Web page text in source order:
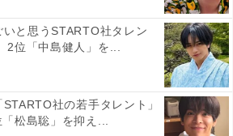
澄んだ空気と光が少ない静かな環境
眺められる」（30代女性／神奈川
したい」（30代男性／東京都）、
ンで星空観測を満喫する事が出来る
京都）などの声が集まりました。
いと思うSTARTO社タレン
2位「中島健人」を...
社の若手タレント」
松島聡」を抑え...